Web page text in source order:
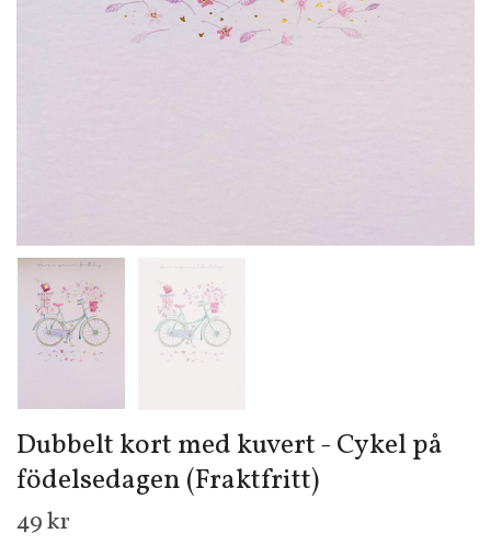
Dubbelt kort med kuvert - Cykel på
födelsedagen (Fraktfritt)
49 kr